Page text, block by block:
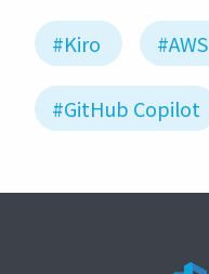
#Kiro #AWS
#GitHub Copilot